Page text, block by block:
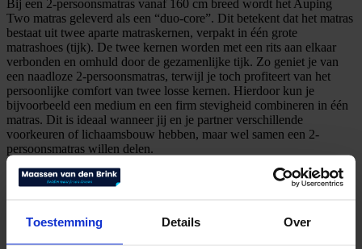
Toestemming Details Over
Bij een 2-persoonsmatras vanaf 160 cm breed wordt het Auping
Two matras geleverd als een “duo-core”. Dit betekent dat het matras
bestaat uit twee aparte matraskernen, verpakt in één grote
matrashoes (tijk). De twee kernen worden met een rits aan elkaar
verbonden en omhuld door de gezamenlijke tijk. Zo geniet je van
een naadloze 2-persoonsmatras, terwijl je toch profiteert van het
persoonlijke comfort van twee losse kernen. Hierdoor kun je
bijvoorbeeld een medium en een firm stevigheid combineren in één
matras. Dit is ideaal wanneer jij en je partner verschillende
voorkeuren of lichaamsbouw hebben, maar wel samen een 2-
persoonsmatras willen delen.
Bij een breedte tot 140 cm wordt het Auping Two matras geleverd
met één matraskern, beschikbaar in medium of firm stevigheid.